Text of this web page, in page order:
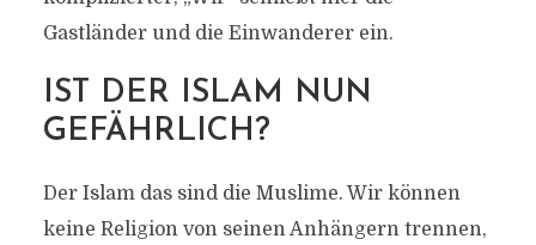
Gastländer und die Einwanderer ein.
IST DER ISLAM NUN
GEFÄHRLICH?
Der Islam das sind die Muslime. Wir können
keine Religion von seinen Anhängern trennen,